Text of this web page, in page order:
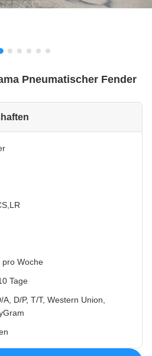
Pneumatischer Fender
pro Woche
Tage
A, D/P, T/T, Western Union,